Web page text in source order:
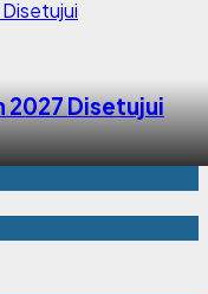
2027 Disetujui